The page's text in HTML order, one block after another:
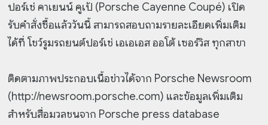
ปอร์เช่ คาเยนน์ คูเป้ (Porsche Cayenne Coupé) เปิด
รับคำสั่งซื้อแล้ววันนี้ สามารถสอบถามรายละเอียดเพิ่มเติม
ได้ที่ โชว์รูมรถยนต์ปอร์เช่ เอเอเอส ออโต้ เซอร์วิส ทุกสาขา
ติดตามภาพประกอบเนื้อข่าวได้จาก Porsche Newsroom
(http://newsroom.porsche.com) และข้อมูลเพิ่มเติม
สำหรับสื่อมวลชนจาก Porsche press database